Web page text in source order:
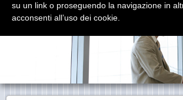
su un link o proseguendo la navigazione in
acconsenti all’uso dei cookie.